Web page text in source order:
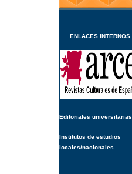
ENLACES INTERNOS
Editoriales universitarias
Institutos de estudios
locales/nacionales